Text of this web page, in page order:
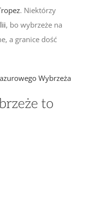
. Niektórzy
, bo wybrzeże na
a granice dość
Wybrzeża
to